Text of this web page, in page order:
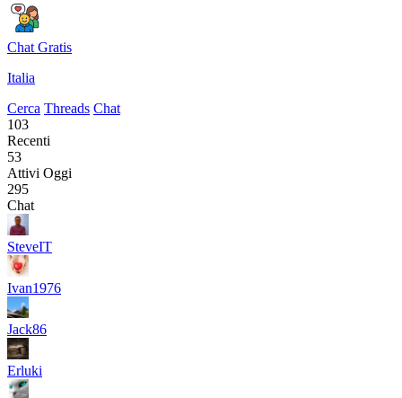
Chat Gratis
Italia
Cerca Threads Chat
103
Recenti
53
Attivi Oggi
295
Chat
SteveIT
Ivan1976
Jack86
Erluki